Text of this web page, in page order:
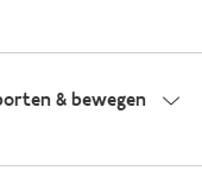
& bewegen